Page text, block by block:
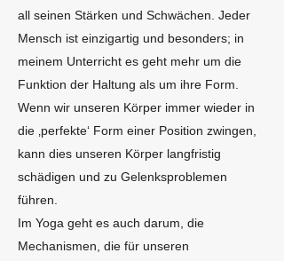
all seinen Stärken und Schwächen. Jeder
Mensch ist einzigartig und besonders; in
meinem Unterricht es geht mehr um die
Funktion der Haltung als um ihre Form.
Wenn wir unseren Körper immer wieder in
die ‚perfekte‘ Form einer Position zwingen,
kann dies unseren Körper langfristig
schädigen und zu Gelenksproblemen
führen.
Im Yoga geht es auch darum, die
Mechanismen, die für unseren